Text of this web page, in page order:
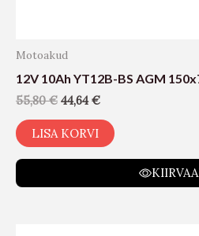
Motoakud
12V 10Ah YT12B-BS AGM
55,80€ 44,64€
LISA KORVI